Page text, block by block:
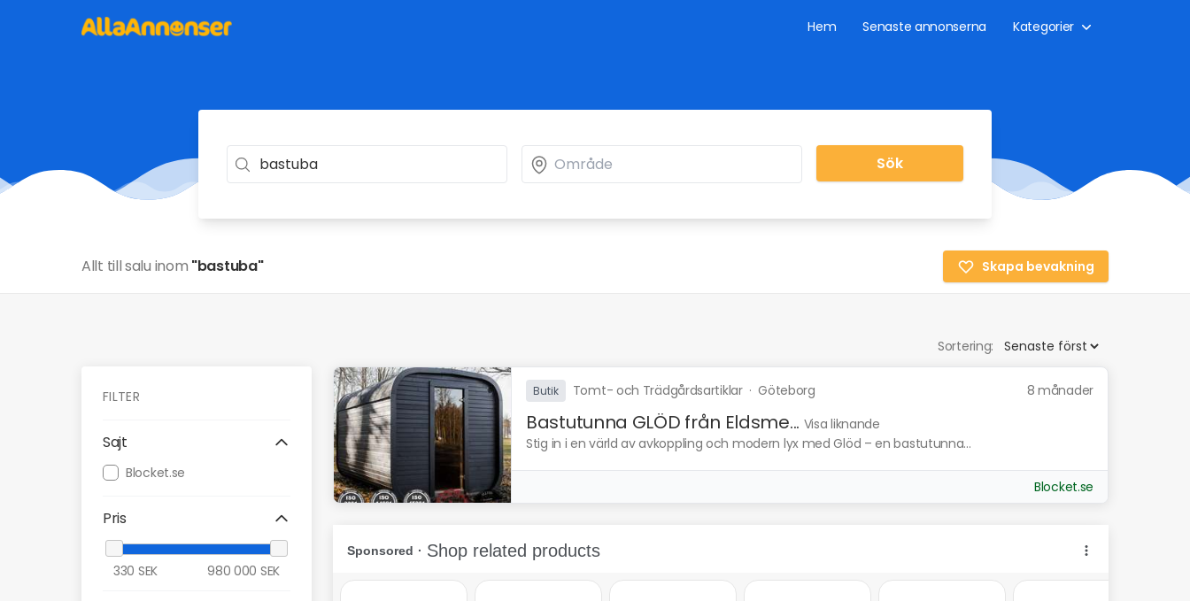
Hem Senaste annonserna Kategorier
Sök
Allt till salu inom "bastuba" Skapa bevakning
Sortering:
FILTER
Sajt
Blocket.se
Pris
330 SEK 980 000 SEK
Butik Tomt- och Trädgårdsartiklar·Göteborg 8 månader
Bastutunna GLÖD från Eldsme... Visa liknande
Stig in i en värld av avkoppling och modern lyx med Glöd – en bastutunna...
Blocket.se